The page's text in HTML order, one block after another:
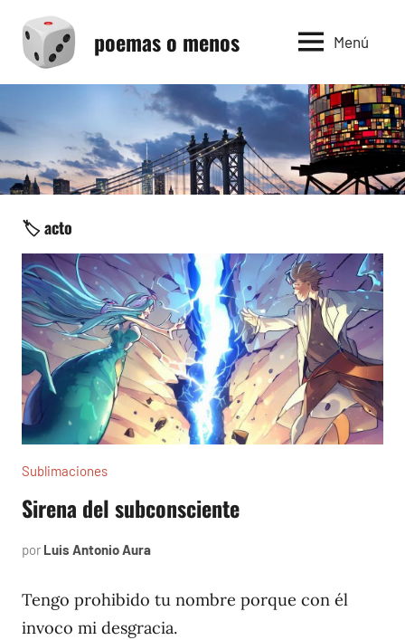
contenido
poemas o menos Menú
🏷️ acto
Sublimaciones
Sirena del subconsciente
por Luis Antonio Aura
2023
Tengo prohibido tu nombre porque con él
invoco mi desgracia.